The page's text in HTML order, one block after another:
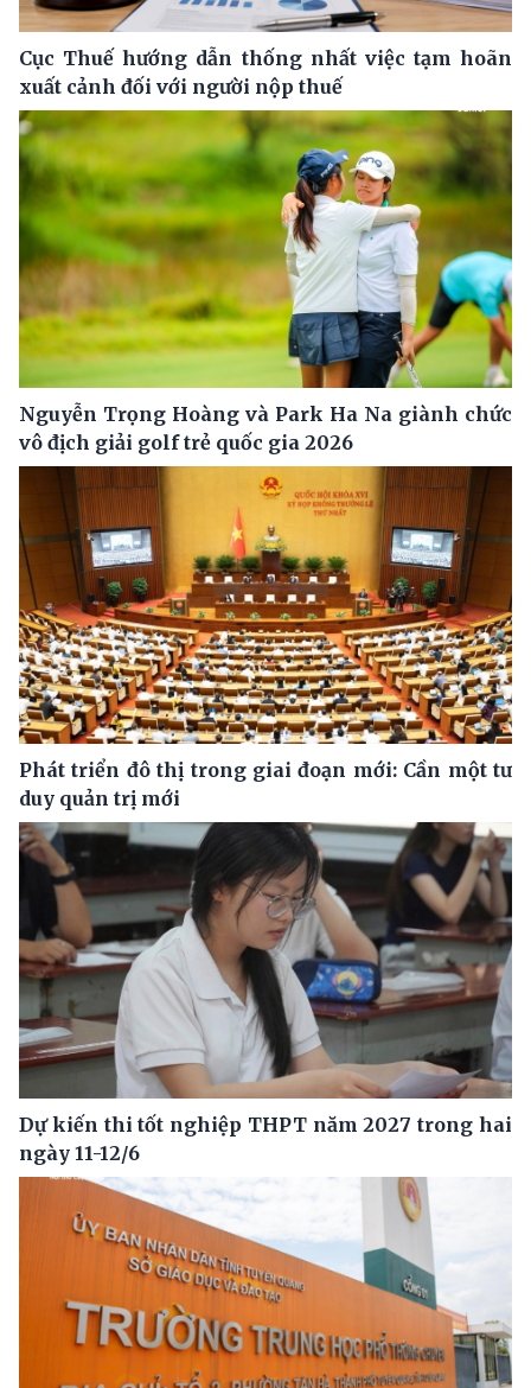
Cục Thuế hướng dẫn thống nhất việc tạm hoãn
xuất cảnh đối với người nộp thuế
Nguyễn Trọng Hoàng và Park Ha Na giành chức
vô địch giải golf trẻ quốc gia 2026
Phát triển đô thị trong giai đoạn mới: Cần một tư
duy quản trị mới
Dự kiến thi tốt nghiệp THPT năm 2027 trong hai
ngày 11-12/6